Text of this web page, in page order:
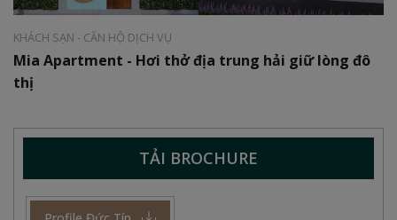
KHÁCH SẠN - CĂN HỘ DỊCH VỤ
Mia Apartment - Hơi thở địa trung hải giữ lòng đô
thị
TẢI BROCHURE